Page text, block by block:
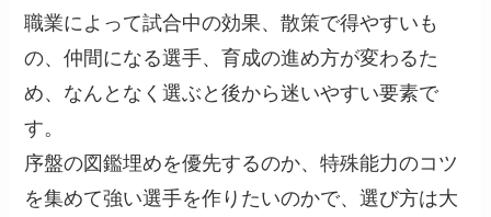
職業によって試合中の効果、散策で得やすいも
の、仲間になる選手、育成の進め方が変わるた
め、なんとなく選ぶと後から迷いやすい要素で
す。
序盤の図鑑埋めを優先するのか、特殊能力のコツ
を集めて強い選手を作りたいのかで、選び方は大